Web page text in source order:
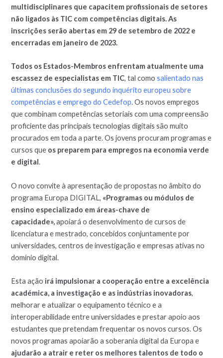
multidisciplinares que capacitem profissionais de setores
não ligados às TIC com competências digitais. As
inscrições serão abertas em 29 de setembro de 2022 e
encerradas em janeiro de 2023.
Todos os Estados-Membros enfrentam atualmente uma
escassez de especialistas em TIC, tal comosalientado nas
últimas conclusões do segundo inquérito europeu sobre
competências e emprego do Cedefop. Os novos empregos
que combinam competências setoriais com uma compreensão
proficiente das principais tecnologias digitais são muito
procurados em toda a parte. Os jovens procuram programas e
cursos que os preparem para empregos na economia verde
e digital.
O novo convite à apresentação de propostas no âmbito do
programa Europa DIGITAL, «Programas ou módulos de
ensino especializado em áreas-chave de
capacidade»,apoiará o desenvolvimento de cursos de
licenciatura e mestrado, concebidos conjuntamente por
universidades, centros de investigação e empresas ativas no
domínio digital.
Esta ação irá impulsionar a cooperação entre a excelência
académica, a investigação e as indústrias inovadoras,
melhorar e atualizar o equipamento técnico e a
interoperabilidade entre universidades e prestar apoio aos
estudantes que pretendam frequentar os novos cursos. Os
novos programas apoiarão a soberania digital da Europa e
ajudarão a atrair e reter os melhores talentos de todo o